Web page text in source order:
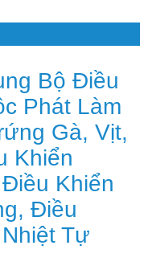
Bộ Điều
Phát Làm
Gà, Vịt,
Khiển
Khiển
Điều
Tự